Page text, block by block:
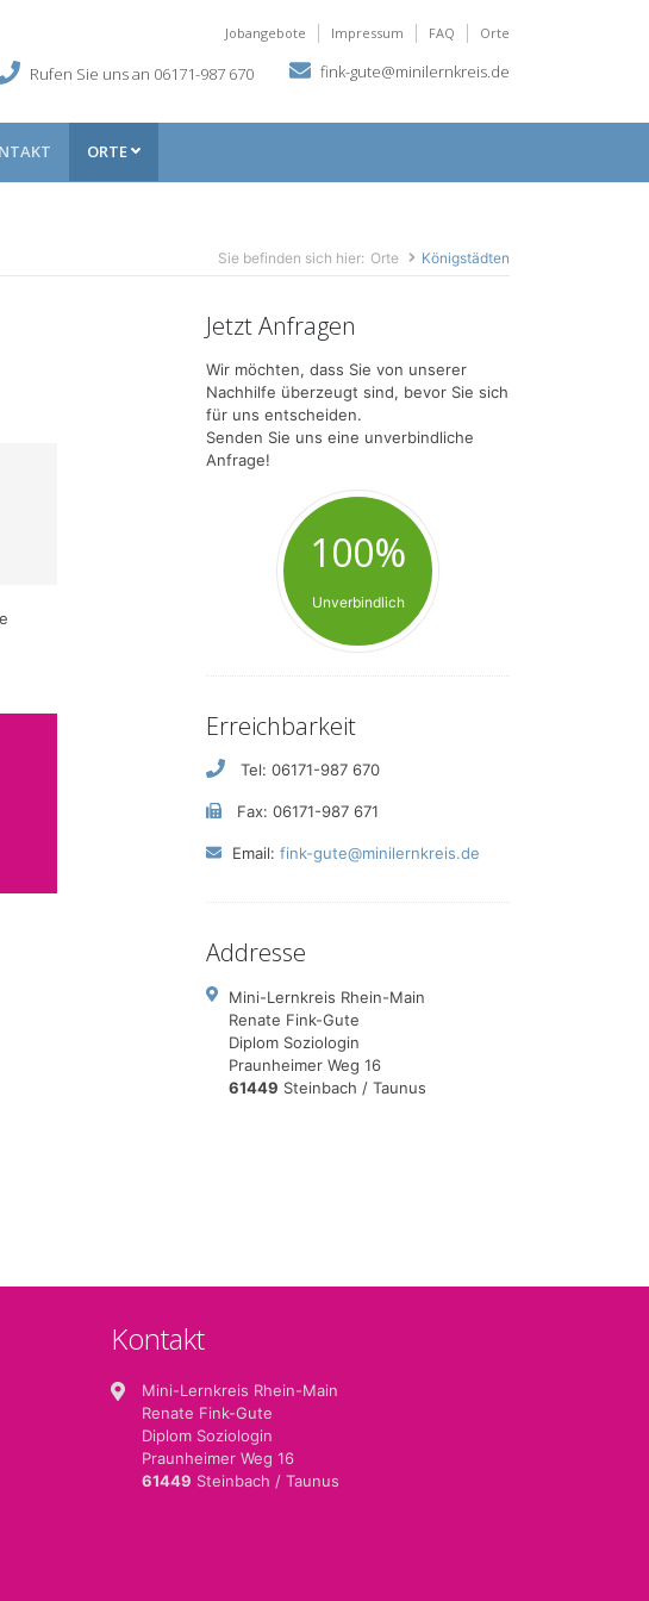
Jobangebote Impressum FAQ Orte
Rufen Sie uns an 06171-987 670 fink-gute@minilernkreis.de
ORTE
Sie befinden sich hier: Orte Königstädten
Jetzt Anfragen
Wir möchten, dass Sie von unserer
Nachhilfe überzeugt sind, bevor Sie sich
für uns entscheiden.
Senden Sie uns eine unverbindliche
Anfrage!
100%
Unverbindlich
Erreichbarkeit
Tel: 06171-987 670
Fax: 06171-987 671
Email: fink-gute@minilernkreis.de
Addresse
Mini-Lernkreis Rhein-Main
Renate Fink-Gute
Diplom Soziologin
Praunheimer Weg 16
61449 Steinbach / Taunus
Kontakt
Mini-Lernkreis Rhein-Main
Renate Fink-Gute
Diplom Soziologin
Praunheimer Weg 16
61449 Steinbach / Taunus